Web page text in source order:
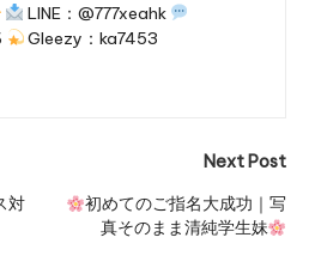
LINE：@777xeahk
Gleezy：ka7453
対
Next Post
初めてのご指名大成功｜写
真そのまま清純学生妹